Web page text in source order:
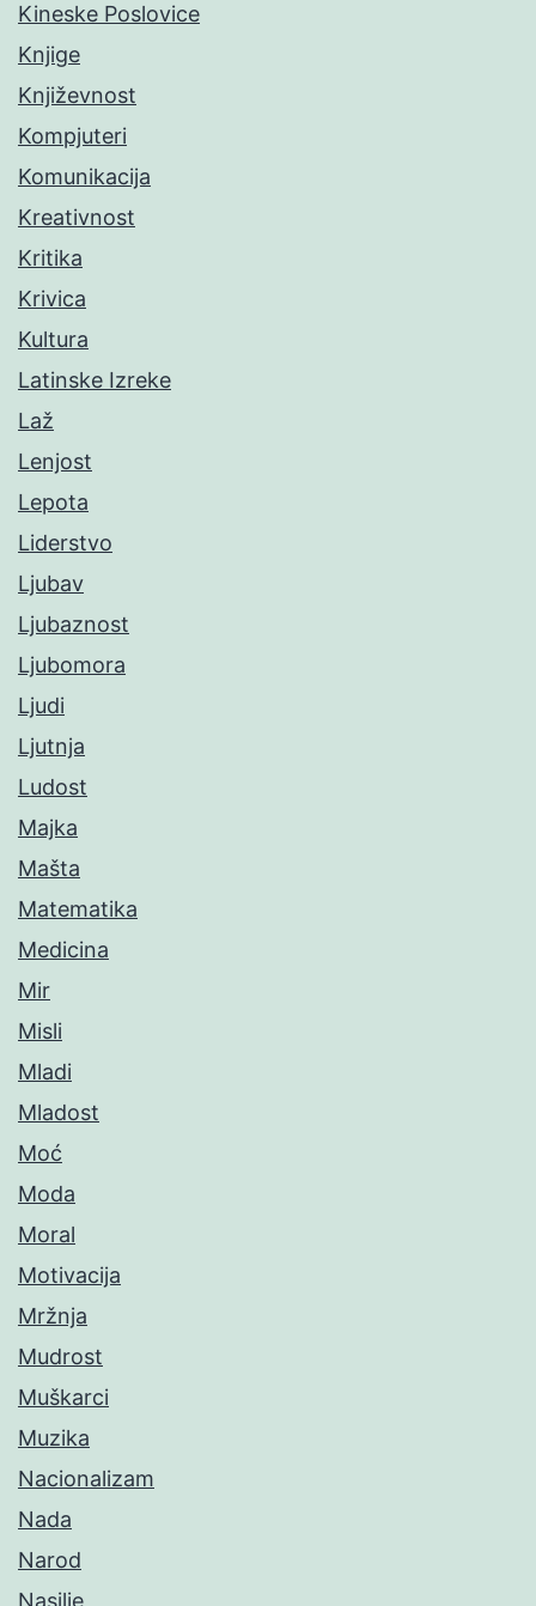
Kineske Poslovice
Knjige
Književnost
Kompjuteri
Komunikacija
Kreativnost
Kritika
Krivica
Kultura
Latinske Izreke
Laž
Lenjost
Lepota
Liderstvo
Ljubav
Ljubaznost
Ljubomora
Ljudi
Ljutnja
Ludost
Majka
Mašta
Matematika
Medicina
Mir
Misli
Mladi
Mladost
Moć
Moda
Moral
Motivacija
Mržnja
Mudrost
Muškarci
Muzika
Nacionalizam
Nada
Narod